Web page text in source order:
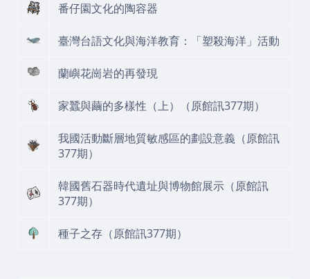
番仔園文化的陶容器
臺灣台語文化與海洋教育：「塑殺海洋」活動
蘭嶼花崗岩的再發現
家蠶與繭的多樣性（上）（原館訊377期）
我國活動斷層地質敏感區的劃設意義（原館訊
377期）
韓國舊石器時代遺址與博物館展示（原館訊
377期）
種子之存（原館訊377期）